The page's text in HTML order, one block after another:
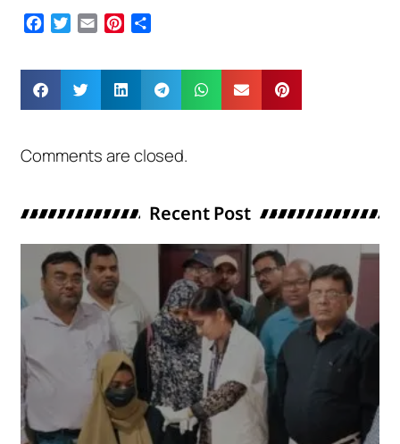
Facebook
Twitter
Email Pinterest
Comments are closed.
Recent Post